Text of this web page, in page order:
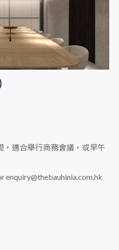
，適合舉行商務會議，或早午
enquiry@thebauhinia.com.hk